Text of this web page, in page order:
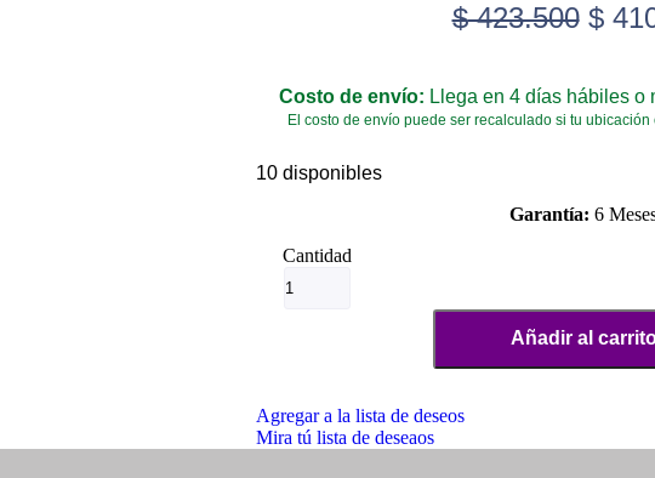
$423.500 $
Costo de envío: Llega en 4 días hábiles o
El costo de envío puede ser recalculado si tu
10 disponibles
Garantía: 6
Añadir al
Agregar a la lista de deseos
Mira tú lista de deseaos